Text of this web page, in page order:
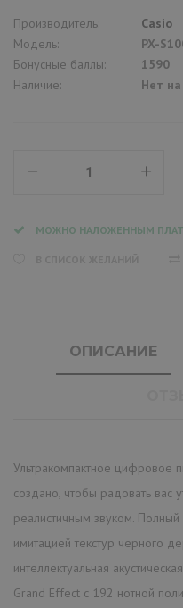
Производитель:
Casio
Модель:
PX-
Бонусные баллы:
1590
Наличие:
Нет
МОЖНО НАЛОЖЕННЫМ
ОПИСАНИЕ
Ультракомпактное цифровое
создано, чтобы радовать вас
реалистичным звуком.
имитацией текстур черного
интеллектуальная
Grand Effect с 192 нотной